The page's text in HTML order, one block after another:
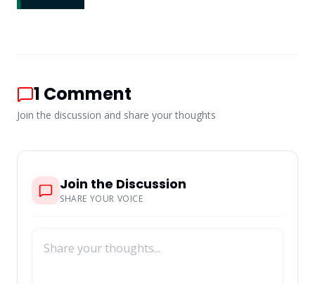
1 Comment
Join the discussion and share your thoughts
Join the Discussion
SHARE YOUR VOICE